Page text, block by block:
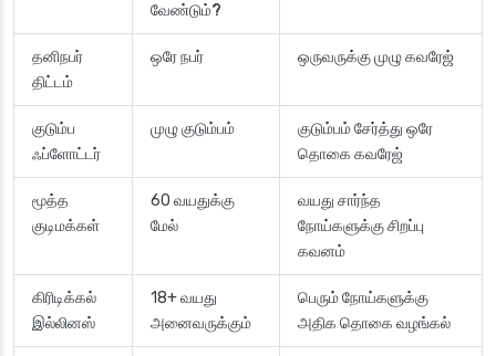
வேண்டும்?
தனிநபர்
திட்டம்
ஒரே நபர் ஒருவருக்கு முழு கவரேஜ்
குடும்ப
ஃப்ளோட்டர்
முழு குடும்பம்
குடும்பம் சேர்த்து ஒரே
தொகை கவரேஜ்
மூத்த
குடிமக்கள்
60 வயதுக்கு
மேல்
வயது சார்ந்த
நோய்களுக்கு சிறப்பு
கவனம்
கிரிடிக்கல்
இல்லினஸ்
18+ வயது
அனைவருக்கும்
பெரும் நோய்களுக்கு
அதிக தொகை வழங்கல்